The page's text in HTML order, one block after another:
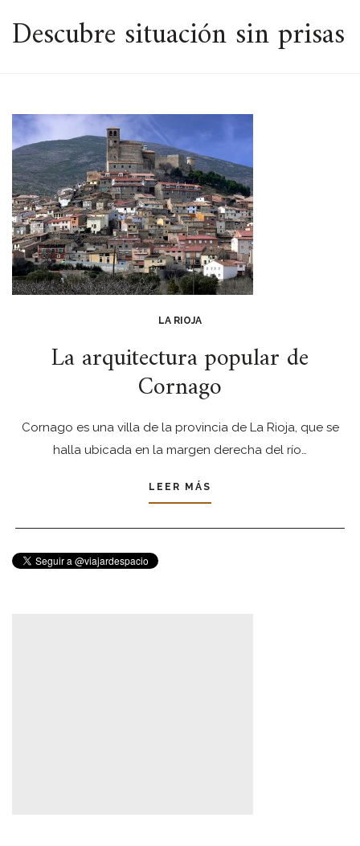
ESPACIO
Descubre situación sin prisas
LA RIOJA
La arquitectura popular de
Cornago
Cornago es una villa de la provincia de La Rioja, que se
halla ubicada en la margen derecha del río…
LEER MÁS